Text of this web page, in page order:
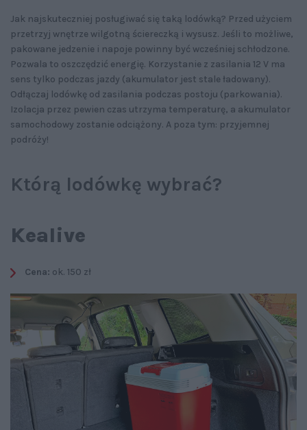
Jak najskuteczniej posługiwać się taką lodówką? Przed użyciem
przetrzyj wnętrze wilgotną ściereczką i wysusz. Jeśli to możliwe,
pakowane jedzenie i napoje powinny być wcześniej schłodzone.
Pozwala to oszczędzić energię. Korzystanie z zasilania 12 V ma
sens tylko podczas jazdy (akumulator jest stale ładowany).
Odłączaj lodówkę od zasilania podczas postoju (parkowania).
Izolacja przez pewien czas utrzyma temperaturę, a akumulator
samochodowy zostanie odciążony. A poza tym: przyjemnej
podróży!
Którą lodówkę wybrać?
Kealive
Cena: ok. 150 zł